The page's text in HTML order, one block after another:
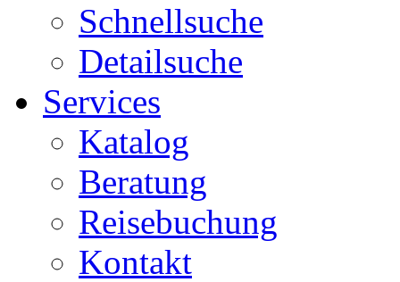
Schnellsuche
Detailsuche
Services
Katalog
Beratung
Reisebuchung
Kontakt